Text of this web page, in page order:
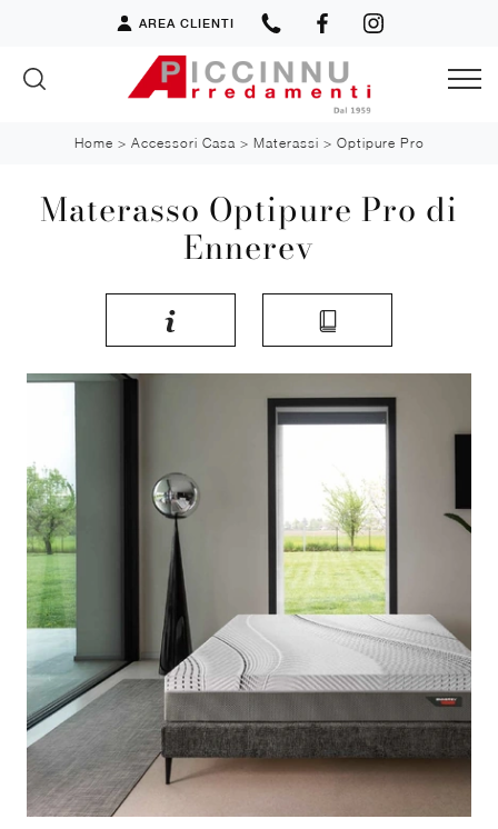
AREA CLIENTI
Home > Accessori Casa > Materassi > Optipure Pro
Materasso Optipure Pro di
Ennerev